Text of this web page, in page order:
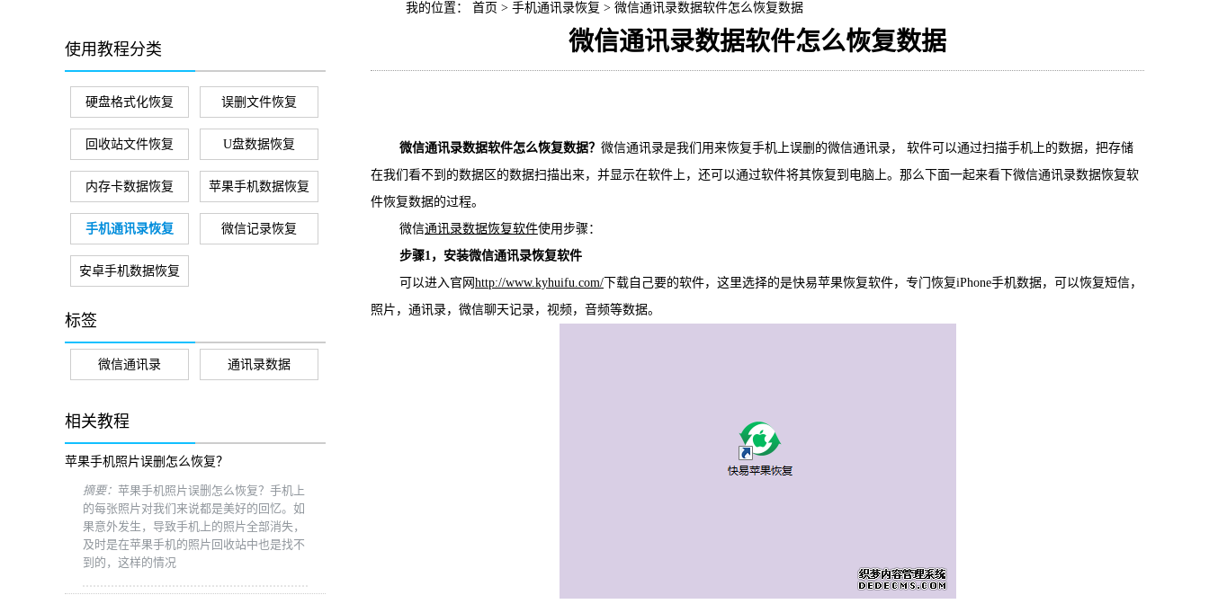
快易苹果恢复大师
iPhone/iPad数据轻松恢复
快易安卓恢复大师
我的位置： 首页 > 手机通讯录恢复 > 微信通讯录数据软件怎么恢复数据
使用教程分类
硬盘格式化恢复 误删文件恢复
回收站文件恢复 U盘数据恢复
内存卡数据恢复 苹果手机数据恢复
手机通讯录恢复 微信记录恢复
安卓手机数据恢复
标签
微信通讯录 通讯录数据
相关教程
苹果手机照片误删怎么恢复？
摘要： 苹果手机照片误删怎么恢复？手机上
的每张照片对我们来说都是美好的回忆。如
果意外发生，导致手机上的照片全部消失，
及时是在苹果手机的照片回收站中也是找不
到的，这样的情况
微信通讯录数据软件怎么恢复数据
微信通讯录数据软件怎么恢复数据？ 微信通讯录是我们用来恢复手机上误删的微信通讯录， 软件可以通过扫描手机上的数据，把存储
在我们看不到的数据区的数据扫描出来，并显示在软件上，还可以通过软件将其恢复到电脑上。那么下面一起来看下微信通讯录数据恢复软
件恢复数据的过程。
微信通讯录数据恢复软件使用步骤：
步骤1，安装微信通讯录恢复软件
可以进入官网 http://www.kyhuifu.com/ 下载自己要的软件，这里选择的是快易苹果恢复软件，专门恢复iPhone手机数据，可以恢复短信，
照片，通讯录，微信聊天记录，视频，音频等数据。